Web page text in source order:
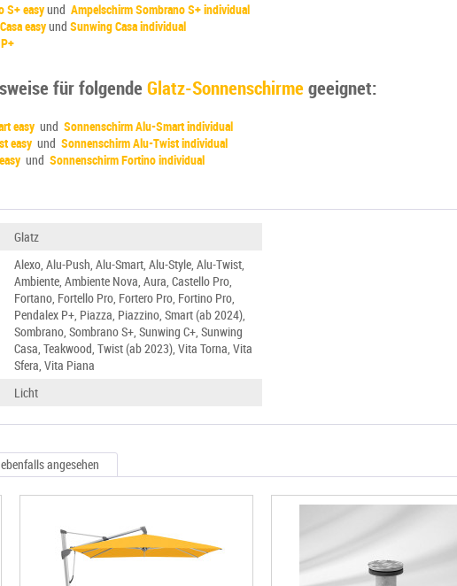
S+ easyund Ampelschirm Sombrano S+ individual
easyund Sunwing Casa individual
für folgende Glatz-Sonnenschirmegeeignet:
easy und Sonnenschirm Alu-Smart individual
easy und Sonnenschirm Alu-Twist individual
und Sonnenschirm Fortino individual
Glatz
Alexo, Alu-Push, Alu-Smart, Alu-Style, Alu-Twist,
Ambiente, Ambiente Nova, Aura, Castello Pro,
Fortano, Fortello Pro, Fortero Pro, Fortino Pro,
Pendalex P+, Piazza, Piazzino, Smart (ab 2024),
Sombrano, Sombrano S+, Sunwing C+, Sunwing
Casa, Teakwood, Twist (ab 2023), Vita Torna, Vita
Sfera, Vita Piana
Licht
angesehen